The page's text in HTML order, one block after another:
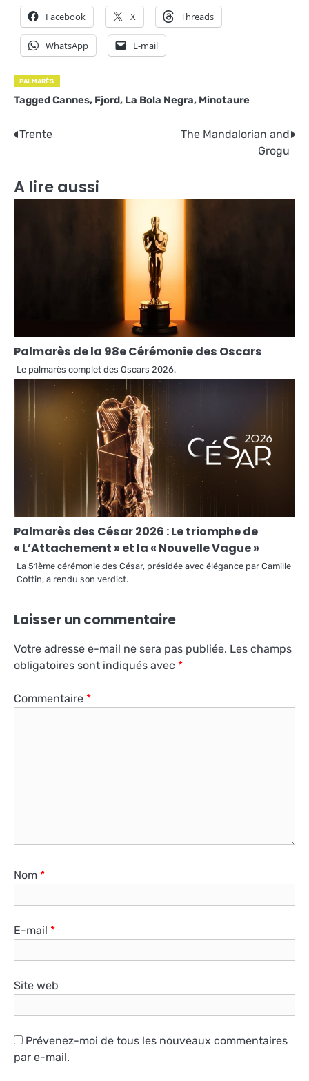
Facebook X Threads
WhatsApp E-mail
PALMARÈS
TaggedCannes, Fjord, La Bola Negra, Minotaure
Navigation
l’article
Trente
The Mandalorian and
Grogu
A lire aussi
Palmarès de la 98e Cérémonie des Oscars
Le palmarès complet des Oscars 2026.
Palmarès des César 2026 : Le triomphe de
« L’Attachement » et la « Nouvelle Vague »
La 51ème cérémonie des César, présidée avec élégance par Camille
Cottin, a rendu son verdict.
Laisser un commentaire
Votre adresse e-mail ne sera pas publiée. Les champs
obligatoires sont indiqués avec *
Commentaire *
Nom *
E-mail *
Site web
Prévenez-moi de tous les nouveaux commentaires
par e-mail.